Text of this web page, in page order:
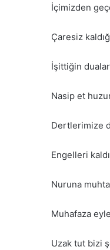
İçimizden
Çaresiz
İşittiğin
Nasip et
Dertlerimize
Engelleri
Nuruna
Muhafaza
Uzak tut bizi